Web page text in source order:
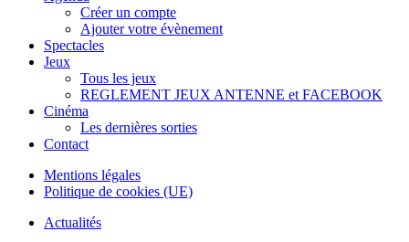
Créer un compte
Ajouter votre évènement
Spectacles
Jeux
Tous les jeux
REGLEMENT JEUX ANTENNE et FACEBOOK
Cinéma
Les dernières sorties
Contact
Mentions légales
Politique de cookies (UE)
Actualités